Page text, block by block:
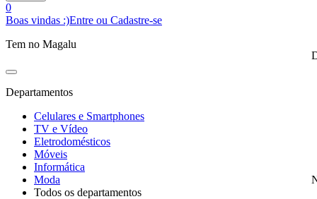
0
Boas vindas :)Entre ou Cadastre-se
Tem no Magalu
Departamentos
Celulares e Smartphones
TV e Vídeo
Eletrodomésticos
Móveis
Informática
Moda
Todos os departamentos